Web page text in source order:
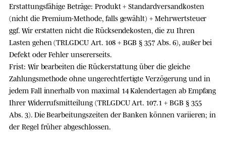
Erstattungsfähige Beträge: Produkt + Standardversandkosten
(nicht die Premium-Methode, falls gewählt) + Mehrwertsteuer
ggf. Wir erstatten nichtdie Rücksendekosten, die zu Ihren
Lasten gehen (TRLGDCU Art. 108 + BGB § 357 Abs. 6), außer bei
Defekt oder Fehler unsererseits.
Frist: Wir bearbeiten die Rückerstattung über die gleiche
Zahlungsmethode ohne ungerechtfertigte Verzögerung und in
jedem Fall innerhalb von maximal 14 Kalendertagen ab Empfang
Ihrer Widerrufsmitteilung (TRLGDCU Art. 107.1 + BGB § 355
Abs. 3). Die Bearbeitungszeiten der Banken können variieren; in
der Regel früher abgeschlossen.